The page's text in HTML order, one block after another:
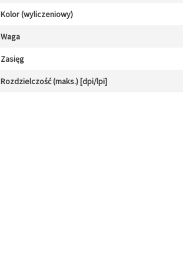
Kolor (wyliczeniowy)
Waga
Zasięg
Rozdzielczość (maks.) [dpi/lpi]